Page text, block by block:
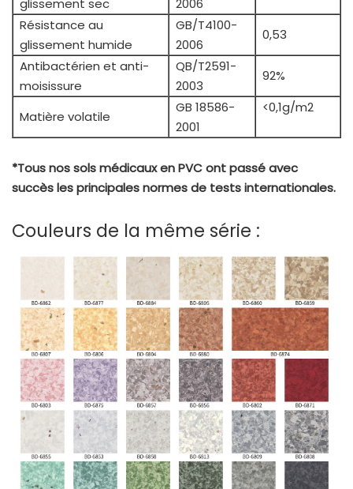
glissement sec 2006
Résistance au
glissement humide
GB/T4100-
2006
0,53
Antibactérien et anti-
moisissure
QB/T2591-
2003
92%
Matière volatile
GB 18586-
2001
<0,1g/m2
*Tous nos sols médicaux en PVC ont passé avec
succès les principales normes de tests internationales.
Couleurs de la même série :